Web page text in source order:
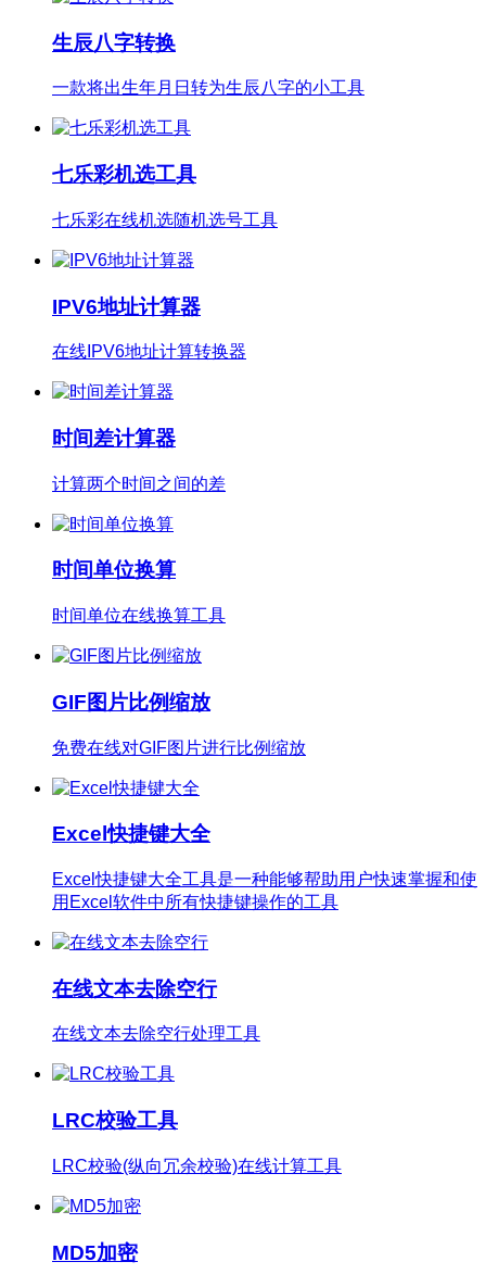
生辰八字转换
一款将出生年月日转为生辰八字的小工具
七乐彩机选工具
七乐彩在线机选随机选号工具
IPV6地址计算器
在线IPV6地址计算转换器
时间差计算器
计算两个时间之间的差
时间单位换算
时间单位在线换算工具
GIF图片比例缩放
免费在线对GIF图片进行比例缩放
Excel快捷键大全
Excel快捷键大全工具是一种能够帮助用户快速掌握和使
用Excel软件中所有快捷键操作的工具
在线文本去除空行
在线文本去除空行处理工具
LRC校验工具
LRC校验(纵向冗余校验)在线计算工具
MD5加密